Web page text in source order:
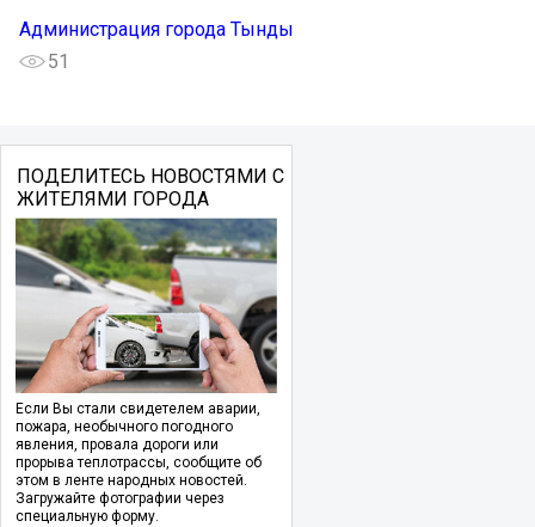
Администрация города Тынды
51
ПОДЕЛИТЕСЬ НОВОСТЯМИ С
ЖИТЕЛЯМИ ГОРОДА
Если Вы стали свидетелем аварии,
пожара, необычного погодного
явления, провала дороги или
прорыва теплотрассы, сообщите об
этом в ленте народных новостей.
Загружайте фотографии через
специальную форму.